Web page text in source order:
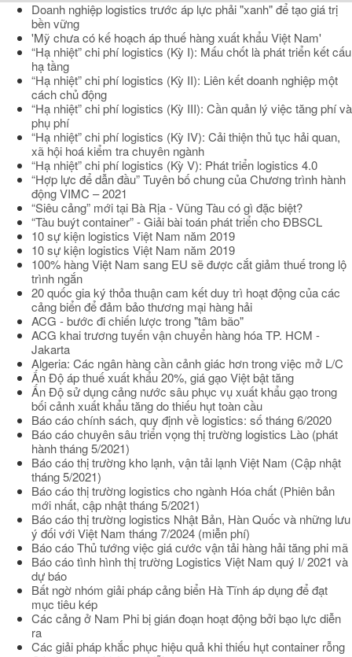
Doanh nghiệp logistics trước áp lực phải "xanh" để tạo giá trị
bền vững
'Mỹ chưa có kế hoạch áp thuế hàng xuất khẩu Việt Nam'
“Hạ nhiệt” chi phí logistics (Kỳ I): Mấu chốt là phát triển kết cấu
hạ tầng
“Hạ nhiệt” chi phí logistics (Kỳ II): Liên kết doanh nghiệp một
cách chủ động
“Hạ nhiệt” chi phí logistics (Kỳ III): Cần quản lý việc tăng phí và
phụ phí
“Hạ nhiệt” chi phí logistics (Kỳ IV): Cải thiện thủ tục hải quan,
xã hội hoá kiểm tra chuyên ngành
“Hạ nhiệt” chi phí logistics (Kỳ V): Phát triển logistics 4.0
“Hợp lực để dẫn đầu” Tuyên bố chung của Chương trình hành
động VIMC – 2021
“Siêu cảng” mới tại Bà Rịa - Vũng Tàu có gì đặc biệt?
“Tàu buýt container” - Giải bài toán phát triển cho ĐBSCL
10 sự kiện logistics Việt Nam năm 2019
10 sự kiện logistics Việt Nam năm 2019
100% hàng Việt Nam sang EU sẽ được cắt giảm thuế trong lộ
trình ngắn
20 quốc gia ký thỏa thuận cam kết duy trì hoạt động của các
cảng biển để đảm bảo thương mại hàng hải
ACG - bước đi chiến lược trong "tâm bão"
ACG khai trương tuyến vận chuyển hàng hóa TP. HCM -
Jakarta
Algeria: Các ngân hàng cần cảnh giác hơn trong việc mở L/C
Ấn Độ áp thuế xuất khẩu 20%, giá gạo Việt bật tăng
Ấn Độ sử dụng cảng nước sâu phục vụ xuất khẩu gạo trong
bối cảnh xuất khẩu tăng do thiếu hụt toàn cầu
Báo cáo chính sách, quy định về logistics: số tháng 6/2020
Báo cáo chuyên sâu triển vọng thị trường logistics Lào (phát
hành tháng 5/2021)
Báo cáo thị trường kho lạnh, vận tải lạnh Việt Nam (Cập nhật
tháng 5/2021)
Báo cáo thị trường logistics cho ngành Hóa chất (Phiên bản
mới nhất, cập nhật tháng 5/2021)
Báo cáo thị trường logistics Nhật Bản, Hàn Quốc và những lưu
ý đối với Việt Nam tháng 7/2024 (miễn phí)
Báo cáo Thủ tướng việc giá cước vận tải hàng hải tăng phi mã
Báo cáo tình hình thị trường Logistics Việt Nam quý I/ 2021 và
dự báo
Bất ngờ nhóm giải pháp cảng biển Hà Tĩnh áp dụng để đạt
mục tiêu kép
Các cảng ở Nam Phi bị gián đoạn hoạt động bởi bạo lực diễn
ra
Các giải pháp khắc phục hiệu quả khi thiếu hụt container rỗng